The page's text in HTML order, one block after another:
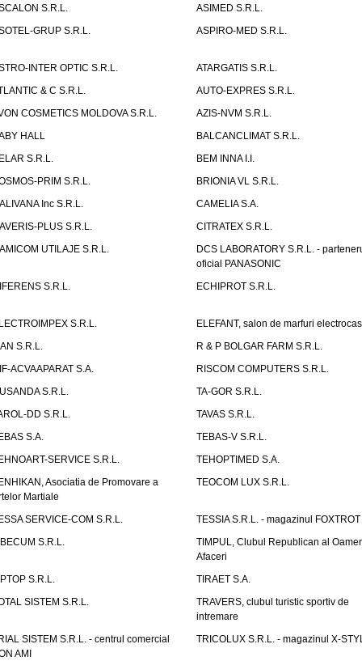
S.R.L.
ASIMED S.R.L.
GRUP S.R.L.
ASPIRO-MED S.R.L.
INTER OPTIC S.R.L.
ATARGATIS S.R.L.
& C S.R.L.
AUTO-EXPRES S.R.L.
COSMETICS MOLDOVA S.R.L.
AZIS-NVM S.R.L.
HALL
BALCANCLIMAT S.R.L.
S.R.L.
BEM INNA I.I.
PRIM S.R.L.
BRIONIA VL S.R.L.
Inc S.R.L.
CAMELIA S.A.
PLUS S.R.L.
CITRATEX S.R.L.
UTILAJE S.R.L.
DCS LABORATORY S.R.L. -
oficial PANASONIC
S.R.L.
ECHIPROT S.R.L.
S.R.L.
ELEFANT, salon de marfuri
S.R.L.
R & P BOLGAR FARM S.R.L.
ACVAAPARAT S.A.
RISCOM COMPUTERS S.R.L.
S.R.L.
TA-GOR S.R.L.
DD S.R.L.
TAVAS S.R.L.
S.A.
TEBAS-V S.R.L.
SERVICE S.R.L.
TEHOPTIMED S.A.
Asociatia de Promovare a
Martiale
TEOCOM LUX S.R.L.
SERVICE-COM S.R.L.
TESSIA S.R.L. - magazinul FOXTROT
S.R.L.
TIMPUL, Clubul Republican al
Afaceri
S.R.L.
TIRAET S.A.
SISTEM S.R.L.
TRAVERS, clubul turistic sportiv de
intremare
SISTEM S.R.L. - centrul comercial
AMI
TRICOLUX S.R.L. - magazinul X-